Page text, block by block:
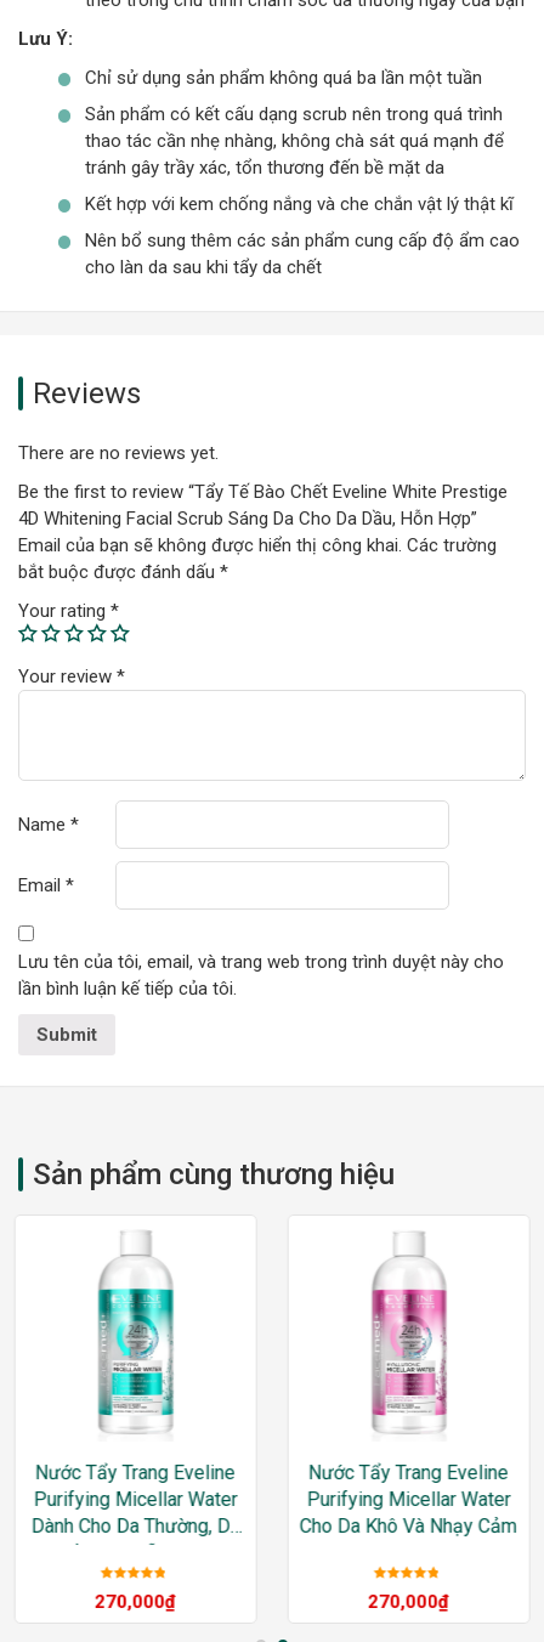
Lưu Ý:
Chỉ sử dụng sản phẩm không quá ba lần một tuần
Sản phẩm có kết cấu dạng scrub nên trong quá trình
thao tác cần nhẹ nhàng, không chà sát quá mạnh để
tránh gây trầy xác, tổn thương đến bề mặt da
Kết hợp với kem chống nắng và che chắn vật lý thật kĩ
Nên bổ sung thêm các sản phẩm cung cấp độ ẩm cao
cho làn da sau khi tẩy da chết
Reviews
There are no reviews yet.
Be the first to review “Tẩy Tế Bào Chết Eveline White Prestige
4D Whitening Facial Scrub Sáng Da Cho Da Dầu, Hỗn Hợp”
Email của bạn sẽ không được hiển thị công khai. Các trường
bắt buộc được đánh dấu *
Your rating *
Your review *
Name *
Email *
Lưu tên của tôi, email, và trang web trong trình duyệt này cho
lần bình luận kế tiếp của tôi.
Sản phẩm cùng thương hiệu
Nước Tẩy Trang Eveline
Purifying Micellar Water
Dành Cho Da Thường, Da
Dầu, Da Hỗn Hợp
hạng5sao
270,000₫
Nước Tẩy Trang Eveline
Purifying Micellar Water
Cho Da Khô Và Nhạy Cảm
hạng5sao
270,000₫